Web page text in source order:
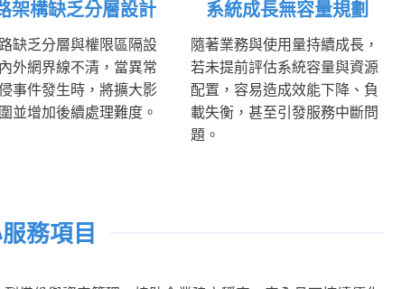
架構缺乏分層設計
缺乏分層與權限區隔設
外網界線不清，當異常
事件發生時，將擴大影
並增加後續處理難度。
系統成長無容量規劃
隨著業務與使用量持續成長，
若未提前評估系統容量與資源
配置，容易造成效能下降、負
載失衡，甚至引發服務中斷問
題。
務項目